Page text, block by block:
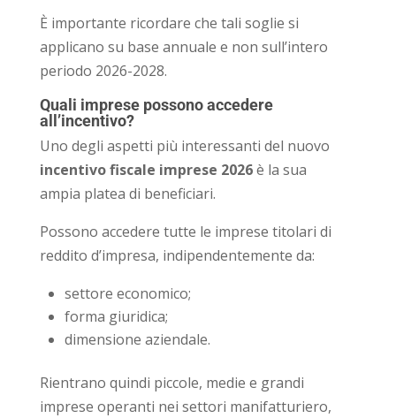
È importante ricordare che tali soglie si
applicano su base annuale e non sull’intero
periodo 2026-2028.
Quali imprese possono accedere
all’incentivo?
Uno degli aspetti più interessanti del nuovo
incentivo fiscale imprese 2026è la sua
ampia platea di beneficiari.
Possono accedere tutte le imprese titolari di
reddito d’impresa, indipendentemente da:
settore economico;
forma giuridica;
dimensione aziendale.
Rientrano quindi piccole, medie e grandi
imprese operanti nei settori manifatturiero,